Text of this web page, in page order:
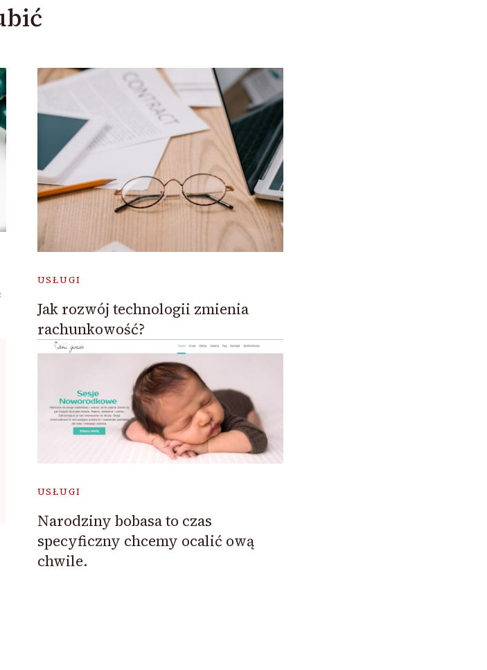
USŁUGI
Jak rozwój technologii zmienia
rachunkowość?
USŁUGI
Narodziny bobasa to czas
specyficzny chcemy ocalić ową
chwile.